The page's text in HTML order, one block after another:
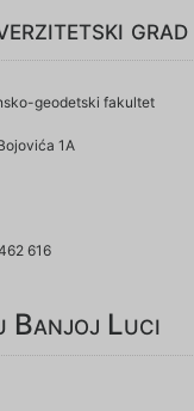
grad
geodetski fakultet
1A
616
Banjoj Luci